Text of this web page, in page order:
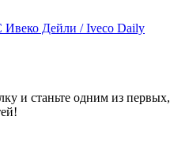
Дейли / Iveco Daily
и станьте одним из первых,